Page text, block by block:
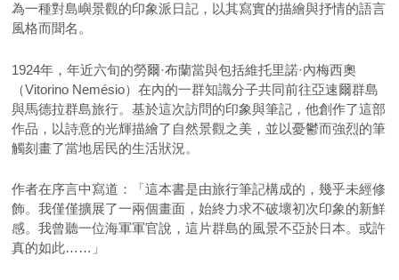
為一種對島嶼景觀的印象派日記，以其寫實的描繪與抒情的語言
風格而聞名。
1924年，年近六旬的勞爾·布蘭當與包括維托里諾·內梅西奧
（Vitorino Nemésio）在內的一群知識分子共同前往亞速爾群島
與馬德拉群島旅行。基於這次訪問的印象與筆記，他創作了這部
作品，以詩意的光輝描繪了自然景觀之美，並以憂鬱而強烈的筆
觸刻畫了當地居民的生活狀況。
作者在序言中寫道：「這本書是由旅行筆記構成的，幾乎未經修
飾。我僅僅擴展了一兩個畫面，始終力求不破壞初次印象的新鮮
感。我曾聽一位海軍軍官說，這片群島的風景不亞於日本。或許
真的如此……」